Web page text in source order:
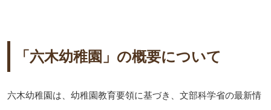
「六木幼稚園」の概要について
六木幼稚園は、幼稚園教育要領に基づき、文部科学省の最新情